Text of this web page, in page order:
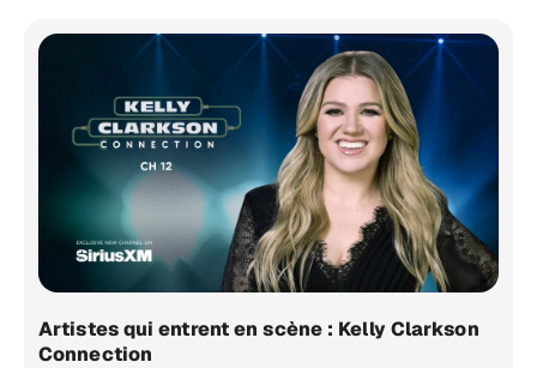
Artistes qui entrent en scène : Kelly Clarkson
Connection